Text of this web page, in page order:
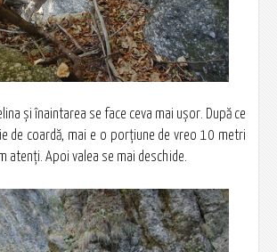
şi înaintarea se face ceva mai uşor. După ce
de coardă, mai e o porţiune de vreo 10 metri
atenţi. Apoi valea se mai deschide.